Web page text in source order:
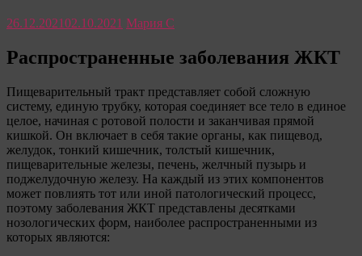
советы
для
26.12.202102.10.2021 Мария С
Распространенные заболевания ЖКТ
Пищеварительный тракт представляет собой сложную
систему, единую трубку, которая соединяет все тело в единое
целое, начиная с ротовой полости и заканчивая прямой
кишкой. Он включает в себя такие органы, как пищевод,
желудок, тонкий кишечник, толстый кишечник,
пищеварительные железы, печень, желчный пузырь и
поджелудочную железу. На каждый из этих компонентов
может повлиять тот или иной патологический процесс,
поэтому заболевания ЖКТ представлены десятками
нозологических форм, наиболее распространенными из
которых являются: